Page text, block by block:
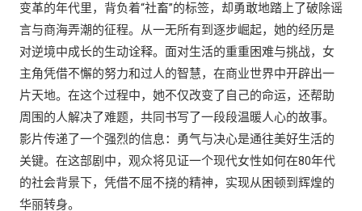
变革的年代里，背负着“社畜”的标签，却勇敢地踏上了破除谣
言与商海弄潮的征程。从一无所有到逐步崛起，她的经历是
对逆境中成长的生动诠释。面对生活的重重困难与挑战，女
主角凭借不懈的努力和过人的智慧，在商业世界中开辟出一
片天地。在这个过程中，她不仅改变了自己的命运，还帮助
周围的人解决了难题，共同书写了一段段温暖人心的故事。
影片传递了一个强烈的信息：勇气与决心是通往美好生活的
关键。在这部剧中，观众将见证一个现代女性如何在80年代
的社会背景下，凭借不屈不挠的精神，实现从困顿到辉煌的
华丽转身。